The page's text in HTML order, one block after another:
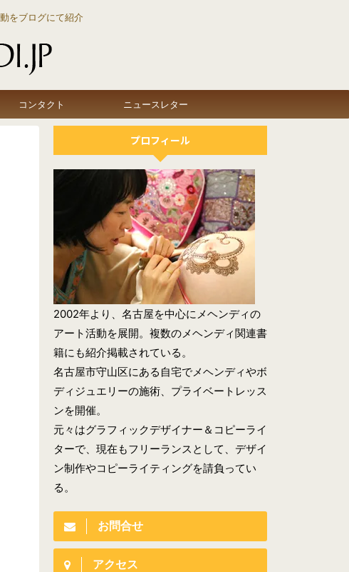
をブログにて紹介
コンタクト ニュースレター
プロフィール
2002年より、名古屋を中心にメヘンディの
アート活動を展開。複数のメヘンディ関連書
籍にも紹介掲載されている。
名古屋市守山区にある自宅でメヘンディやボ
ディジュエリーの施術、プライベートレッス
ンを開催。
元々はグラフィックデザイナー＆コピーライ
ターで、現在もフリーランスとして、デザイ
ン制作やコピーライティングを請負ってい
る。
お問合せ
アクセス